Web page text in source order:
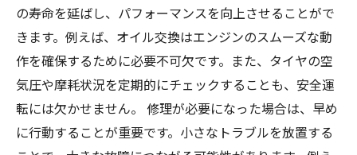
の寿命を延ばし、パフォーマンスを向上させることがで
きます。例えば、オイル交換はエンジンのスムーズな動
作を確保するために必要不可欠です。また、タイヤの空
気圧や摩耗状況を定期的にチェックすることも、安全運
転には欠かせません。 修理が必要になった場合は、早め
に行動することが重要です。小さなトラブルを放置する